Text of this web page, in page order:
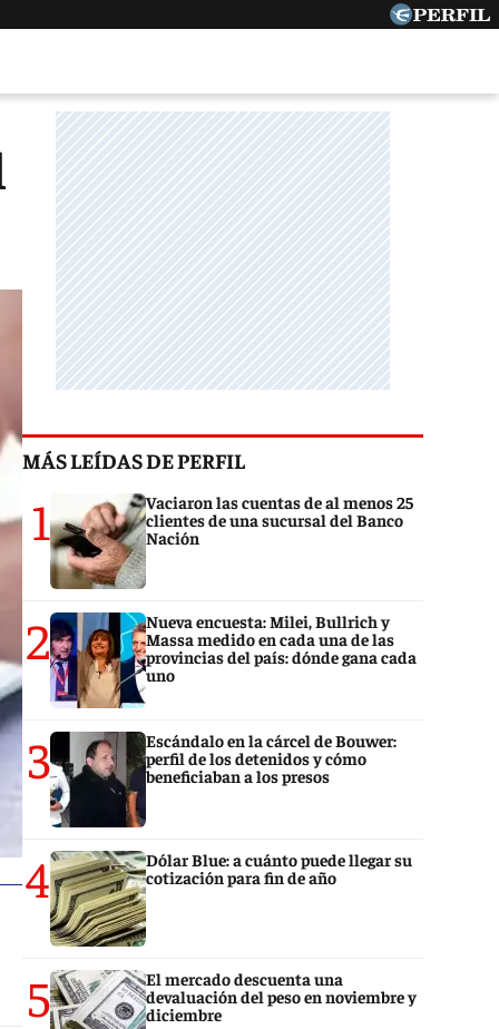
MÁS LEÍDAS DE PERFIL
1
Vaciaron las cuentas de al menos 25
clientes de una sucursal del Banco
Nación
2
Nueva encuesta: Milei, Bullrich y
Massa medido en cada una de las
provincias del país: dónde gana cada
uno
3
Escándalo en la cárcel de Bouwer:
perfil de los detenidos y cómo
beneficiaban a los presos
4
Dólar Blue: a cuánto puede llegar su
cotización para fin de año
5
El mercado descuenta una
devaluación del peso en noviembre y
diciembre